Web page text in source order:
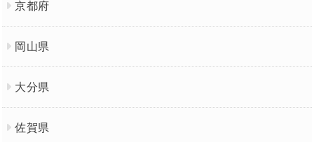
京都府
岡山県
大分県
佐賀県